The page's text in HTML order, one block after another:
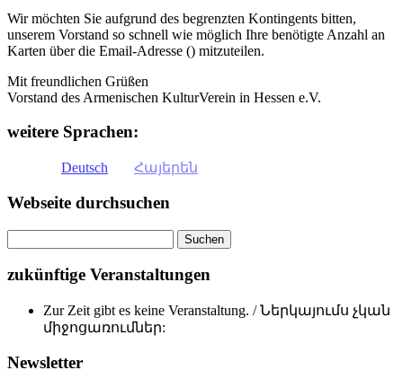
Wir möchten Sie aufgrund des begrenzten Kontingents bitten,
unserem Vorstand so schnell wie möglich Ihre benötigte Anzahl an
Karten über die Email-Adresse () mitzuteilen.
Mit freundlichen Grüßen
Vorstand des Armenischen KulturVerein in Hessen e.V.
weitere Sprachen:
Deutsch Հայերեն
Webseite durchsuchen
zukünftige Veranstaltungen
Zur Zeit gibt es keine Veranstaltung. / Ներկայումս չկան
միջոցառումներ:
Newsletter